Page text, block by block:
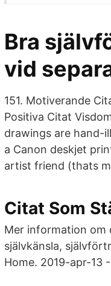
Bra
vid
151. Motiverande
Positiva Citat
drawings are hand-
a Canon deskjet
artist friend (thats
Citat Som
Mer information om
självkänsla,
Home. 2019-apr-13